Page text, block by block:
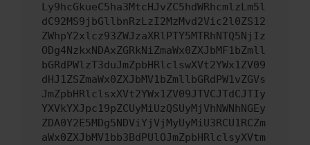
Ly9hcGkueC5ha3MtcHJvZC5hdWRhcmlzLm5l
dC92MS9jbGllbnRzLzI2MzMvd2Vic2l0ZS12
ZWhpY2xlcz93ZWJzaXRlPTY5MTRhNTQ5NjIz
ODg4NzkxNDAxZGRkNiZmaWx0ZXJbMF1bZmll
bGRdPWlzT3duJmZpbHRlclswXVt2YWx1ZV09
dHJ1ZSZmaWx0ZXJbMV1bZmllbGRdPW1vZGVs
JmZpbHRlclsxXVt2YWx1ZV09JTVCJTdCJTIy
YXVkYXJpc19pZCUyMiUzQSUyMjVhNWNhNGEy
ZDA0Y2E5MDg5NDViYjVjMyUyMiU3RCU1RCZm
aWx0ZXJbMV1bb3BdPUlOJmZpbHRlclsyXVtm